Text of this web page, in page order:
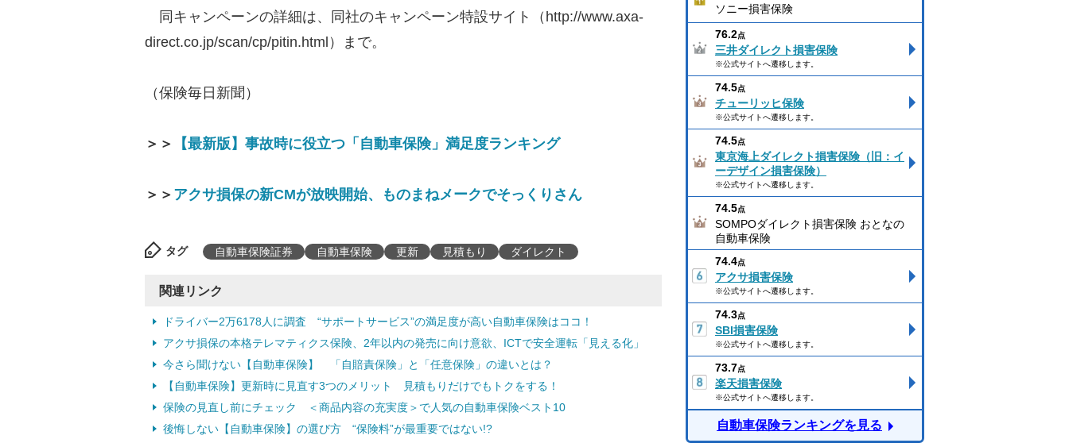
同キャンペーンの詳細は、同社のキャンペーン特設サイト（http://www.axa-
direct.co.jp/scan/cp/pitin.html）まで。
（保険毎日新聞）
＞＞ 【最新版】事故時に役立つ「自動車保険」満足度ランキング
＞＞ アクサ損保の新CMが放映開始、ものまねメークでそっくりさん
タグ 自動車保険証券 自動車保険 更新 見積もり ダイレクト
関連リンク
ドライバー2万6178人に調査 “サポートサービス”の満足度が高い自動車保険はココ！
アクサ損保の本格テレマティクス保険、2年以内の発売に向け意欲、ICTで安全運転「見える化」
今さら聞けない【自動車保険】 「自賠責保険」と「任意保険」の違いとは？
【自動車保険】更新時に見直す3つのメリット 見積もりだけでもトクをする！
保険の見直し前にチェック ＜商品内容の充実度＞で人気の自動車保険ベスト10
後悔しない【自動車保険】の選び方 “保険料”が最重要ではない!?
ソニー損害保険
76.2点
三井ダイレクト損害保険
※公式サイトへ遷移します。
74.5点
チューリッヒ保険
※公式サイトへ遷移します。
74.5点
東京海上ダイレクト損害保険（旧：イ
ーデザイン損害保険）
※公式サイトへ遷移します。
74.5点
SOMPOダイレクト損害保険 おとなの
自動車保険
74.4点
アクサ損害保険
※公式サイトへ遷移します。
74.3点
SBI損害保険
※公式サイトへ遷移します。
73.7点
楽天損害保険
※公式サイトへ遷移します。
自動車保険ランキングを見る